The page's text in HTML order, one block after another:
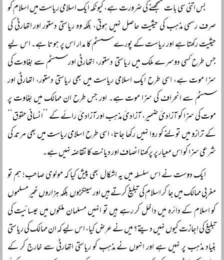
بس اتنی سی بات سمجھنے کی ضرورت ہے، کیونکہ ایک اسلامی ریاست میں اسلام کو
صرف رسمی مذہب کی حیثیت حاصل نہیں ہوتی، بلکہ وہ ریاستی دستور اور اتھارٹی کی
حیثیت رکھتا ہے اور ریاست کے پورے سسٹم کا مدار اس پر ہوتا ہے۔ اس لیے
جس طرح کسی دوسرے ملک میں ریاستی دستور، اتھارٹی اور سسٹم سے بغاوت کی
سزا موت ہے، اسی طرح ایک اسلامی ریاست میں بھی ریاستی دستور، اتھارٹی اور
سسٹم سے انحراف کی سزا موت ہے۔ اور جس طرح ان ممالک میں بغاوت پر
موت کی سزا کو آزادئ ضمیر، آزادئ مذہب اور آزادئ رائے کے ’’انسانی حقوق‘‘
کے ترازو میں تولنے کو روا نہیں رکھا جاتا، اسی طرح اسلامی ریاست میں بھی مرتد کی
شرعی سزا کو اس معیار پر پرکھنا انصاف اور دیانت کا تقاضہ نہیں ہے۔
ایک دوست نے اس سلسلہ میں یہ اشکال بھی پیش کیا کہ مولوی صاحب! ہم تو
مغربی ممالک میں جا کر اسلام کی تبلیغ کرتے ہیں اور سینکڑوں بلکہ ہزاروں غیر مسلموں
کو اسلام کے دائرہ میں داخل کر رہے ہیں تو انہیں مسلمان ملکوں میں عیسائیت کی
تبلیغ کی اجازت کیوں نہیں دیتے؟ میں نے عرض کیا، اس لیے کہ ان ممالک کی ریاستی
بنیاد مذہب پر نہیں ہے اور انہوں نے مذہب کو ریاستی اتھارٹی سے خارج کر کے